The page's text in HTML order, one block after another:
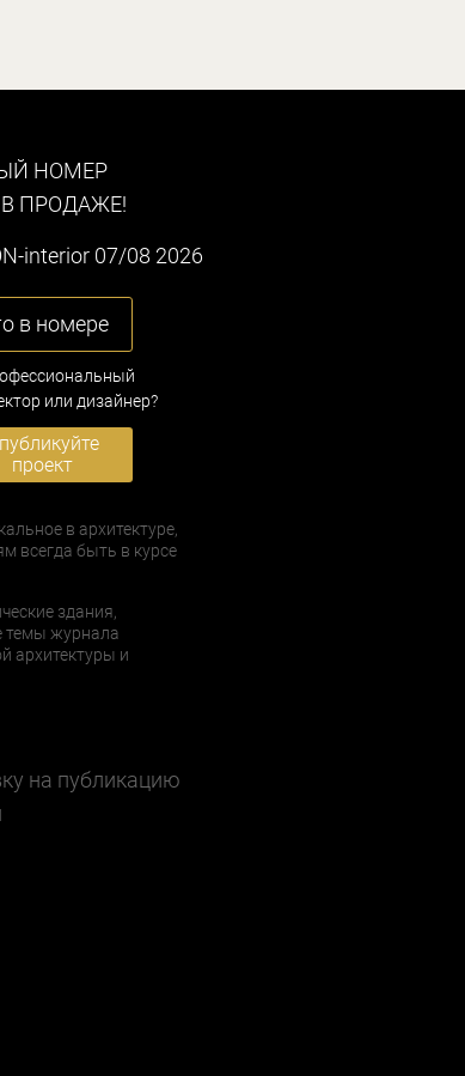
НОМЕР
ПРОДАЖЕ!
interior 07/08 2026
в номере
или дизайнер?
проект
в архитектуре,
всегда быть в курсе
здания,
темы журнала
архитектуры и
на публикацию